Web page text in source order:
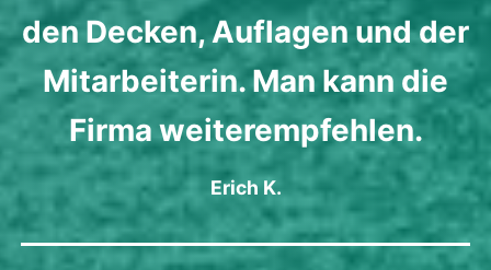
den Decken, Auflagen und der
Mitarbeiterin. Man kann die
Firma weiterempfehlen.
Erich K.